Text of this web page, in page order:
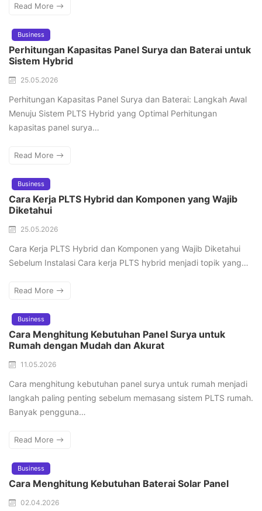
Read More
Business
Perhitungan Kapasitas Panel Surya dan Baterai untuk
Sistem Hybrid
25.05.2026
Perhitungan Kapasitas Panel Surya dan Baterai: Langkah Awal
Menuju Sistem PLTS Hybrid yang Optimal Perhitungan
kapasitas panel surya…
Read More
Business
Cara Kerja PLTS Hybrid dan Komponen yang Wajib
Diketahui
25.05.2026
Cara Kerja PLTS Hybrid dan Komponen yang Wajib Diketahui
Sebelum Instalasi Cara kerja PLTS hybrid menjadi topik yang…
Read More
Business
Cara Menghitung Kebutuhan Panel Surya untuk
Rumah dengan Mudah dan Akurat
11.05.2026
Cara menghitung kebutuhan panel surya untuk rumah menjadi
langkah paling penting sebelum memasang sistem PLTS rumah.
Banyak pengguna…
Read More
Business
Cara Menghitung Kebutuhan Baterai Solar Panel
02.04.2026